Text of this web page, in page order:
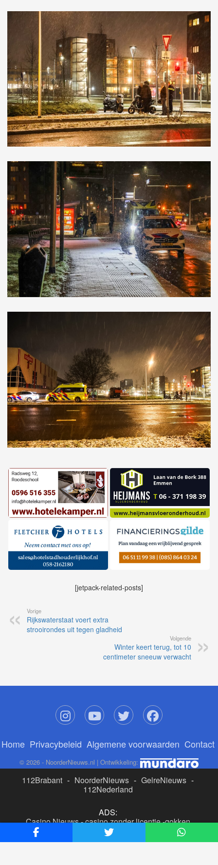
[jetpack-related-posts]
Vorige
Rijkswaterstaat voert extra
strooirondes uit tegen gladheid
Winter keert terug, tot 10
centimeter sneeuw verwacht
Algemene voorwaarden Contact
© 2026 - NoorderNieuws.nl | Ontwikkeling:
112Nederland
ADS:
Casino Nieuws
casino zonder licentie-